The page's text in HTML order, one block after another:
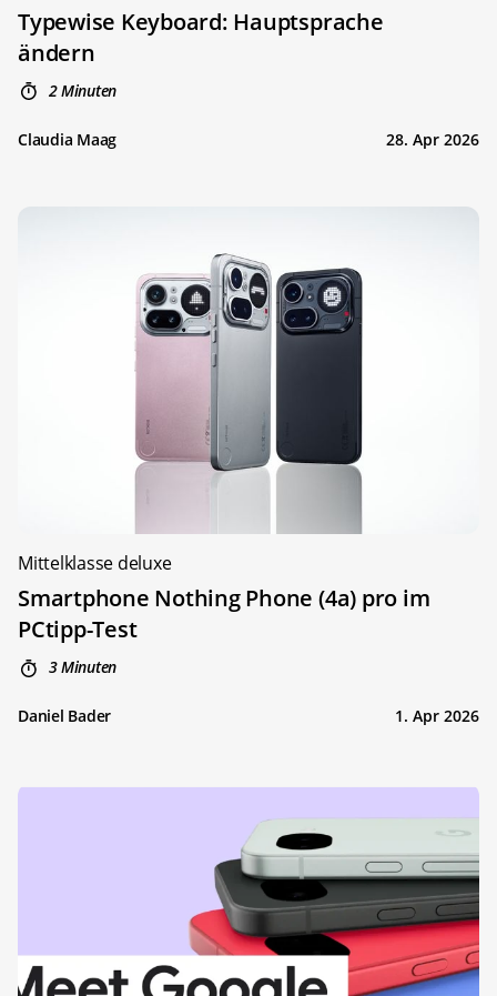
Typewise Keyboard: Hauptsprache
ändern
2 Minuten
Claudia Maag 28. Apr 2026
Mittelklasse deluxe
Smartphone Nothing Phone (4a) pro im
PCtipp-Test
3 Minuten
Daniel Bader 1. Apr 2026